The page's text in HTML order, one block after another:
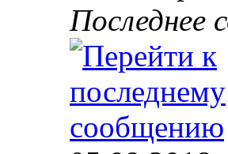
Последнее